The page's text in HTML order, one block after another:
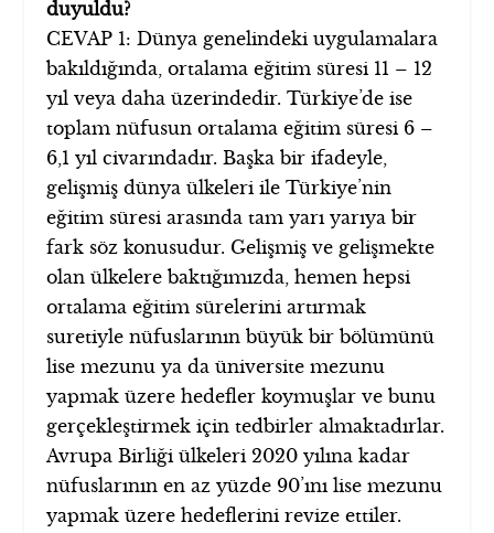
duyuldu?
CEVAP 1: Dünya genelindeki uygulamalara
bakıldığında, ortalama eğitim süresi 11 – 12
yıl veya daha üzerindedir. Türkiye’de ise
toplam nüfusun ortalama eğitim süresi 6 –
6,1 yıl civarındadır. Başka bir ifadeyle,
gelişmiş dünya ülkeleri ile Türkiye’nin
eğitim süresi arasında tam yarı yarıya bir
fark söz konusudur. Gelişmiş ve gelişmekte
olan ülkelere baktığımızda, hemen hepsi
ortalama eğitim sürelerini artırmak
suretiyle nüfuslarının büyük bir bölümünü
lise mezunu ya da üniversite mezunu
yapmak üzere hedefler koymuşlar ve bunu
gerçekleştirmek için tedbirler almaktadırlar.
Avrupa Birliği ülkeleri 2020 yılına kadar
nüfuslarının en az yüzde 90’ını lise mezunu
yapmak üzere hedeflerini revize ettiler.